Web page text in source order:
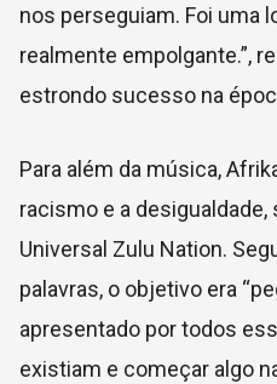
nos perseguiam. Foi uma
realmente empolgante.”,
estrondo sucesso na
Para além da música,
racismo e a desigualdade,
Universal Zulu Nation.
palavras, o objetivo era
apresentado por todos
existiam e começar algo